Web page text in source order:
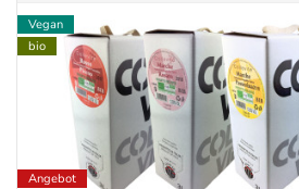
Vegan
bio
Angebot